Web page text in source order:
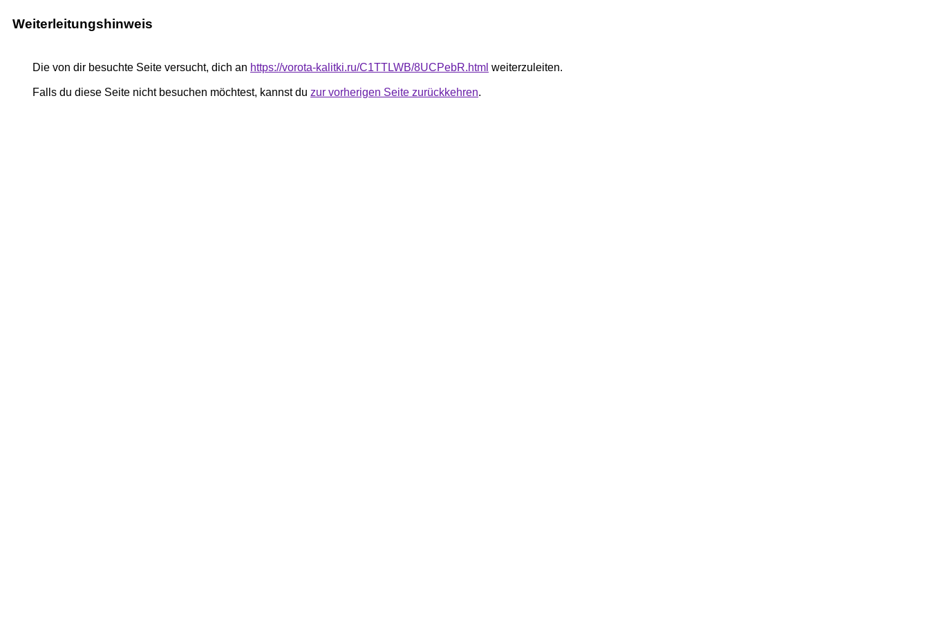
Weiterleitungshinweis
Die von dir besuchte Seite versucht, dich an https://vorota-kalitki.ru/C1TTLWB/8UCPebR.html weiterzuleiten.
Falls du diese Seite nicht besuchen möchtest, kannst du zur vorherigen Seite zurückkehren.